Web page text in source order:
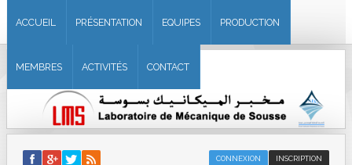
ACCUEIL PRÉSENTATION EQUIPES PRODUCTION
MEMBRES ACTIVITÉS CONTACT
INSCRIPTION
CONNEXION